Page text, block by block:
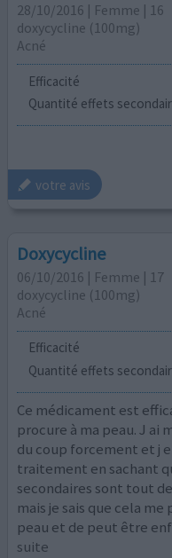
28/10/2016 | Femme | 16
doxycycline (100mg)
Acné
Efficacité
Quantité effets
votre avis
Doxycycline
06/10/2016 | Femme | 17
doxycycline (100mg)
Acné
Efficacité
Quantité effets
Ce médicament est
procure à ma peau. J ai
du coup forcement et j
traitement en sachant
secondaires sont tout
mais je sais que cela
peau et de peut être
suite